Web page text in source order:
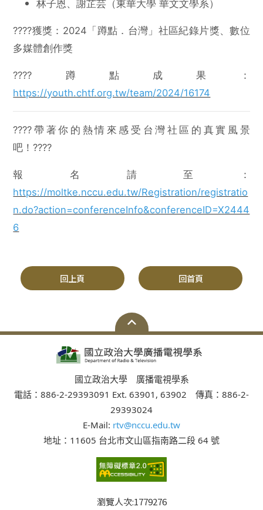
林子恩、謝芷芸（東華大學 華文文學系）
????獲獎：2024「蹲點．台灣」社區紀錄片獎、數位
多媒體創作獎
????蹲點成果：
https://youth.chtf.org.tw/team/2024/16174
????帶著你的熱情來感受台灣社區的真實風景
吧！????
報名請至：
https://moltke.nccu.edu.tw/Registration/registratio
n.do?action=conferenceInfo&conferenceID=X2444
6
回上頁 回首頁
國立政治大學 廣播電視學系
電話：886-2-29393091 Ext. 63901, 63902 傳真：886-2-
29393024
E-Mail: rtv@nccu.edu.tw
地址：11605 台北市文山區指南路二段 64 號
瀏覽人次:1779276